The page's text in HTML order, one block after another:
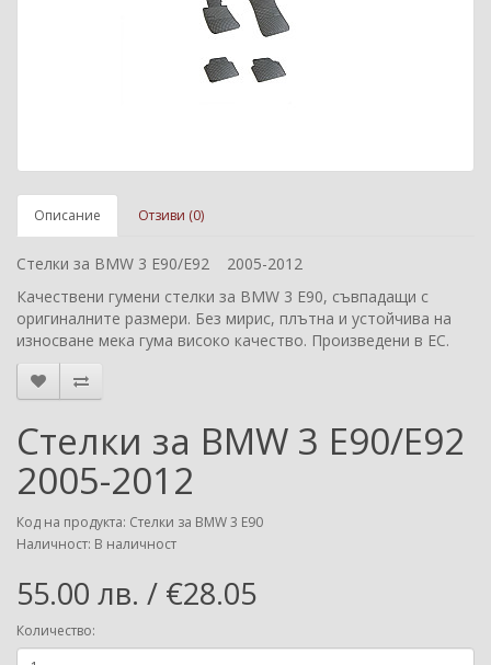
Описание Отзиви (0)
Стелки за BMW 3 E90/E92
2005-2012
Качествени гумени стелки за BMW 3 E90, съвпадащи с
оригиналните размери. Без мирис, плътна и устойчива на
износване мека гума високо качество. Произведени в ЕС.
Стелки за BMW 3 E90/E92
2005-2012
Код на продукта: Стелки за BMW 3 E90
Наличност: В наличност
55.00 лв. / €28.05
Количество: